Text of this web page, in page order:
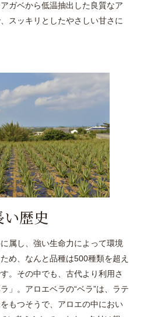
ガベから低温抽出した良質なア
スッキリとしたやさしい甘さに
歴史
属し、強い生命力によって環境
め、なんと品種は500種類を超え
。その中でも、古代より利用さ
」。アロエベラの“ベラ”は、ラテ
もつそうで、アロエの中におい